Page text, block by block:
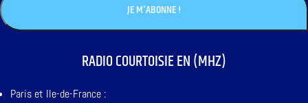
RADIO COURTOISIE EN (MHZ)
Paris et Ile-de-France :